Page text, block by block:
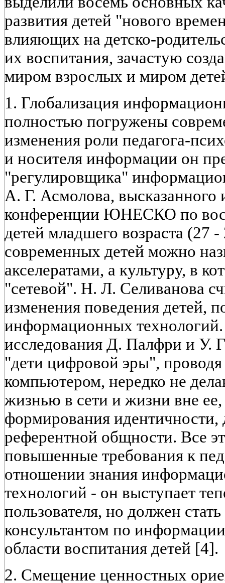
развития детей "нового
влияющих на детско-
их воспитания, зачастую
миром взрослых и миром
1. Глобализация
полностью погружены
изменения роли педагога-
и носителя информации он
"регулировщика"
А. Г. Асмолова,
конференции ЮНЕСКО по
детей младшего возраста (27 -
современных детей можно
акселератами, а культуру, в
"сетевой". Н. Л. Селиванова
изменения поведения детей,
информационных
исследования Д. Палфри и У.
"дети цифровой эры",
компьютером, нередко не
жизнью в сети и жизни вне
формирования идентичности,
референтной общности. Все
повышенные требования к
отношении знания
технологий - он выступает
пользователя, но должен
консультантом по
области воспитания детей [4].
2. Смещение ценностных